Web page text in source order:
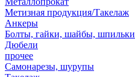
Метизная продукция/Такелаж
Анкеры
Болты, гайки, шайбы, шпильки
Дюбели
прочее
Самонарезы, шурупы